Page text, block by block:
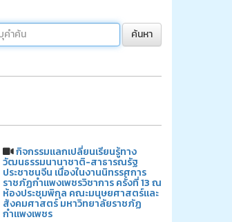
ค้นหา
กิจกรรมแลกเปลี่ยนเรียนรู้ทาง
วัฒนธรรมนานาชาติ-สาธารณรัฐ
ประชาชนจีน เนื่องในงานนิทรรศการ
ราชภัฏกำแพงเพชรวิชาการ ครั้งที่ 13 ณ
ห้องประชุมพิกุล คณะมนุษยศาสตร์และ
สังคมศาสตร์ มหาวิทยาลัยราชภัฏ
กำแพงเพชร